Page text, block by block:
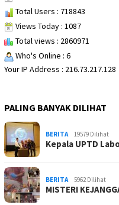
Total Users : 718843
Views Today : 1087
Total views : 2860971
Who's Online : 6
Your IP Address : 216.73.217.128
PALING BANYAK DILIHAT
BERITA 19579 Dilihat
Kepala UPTD
BERITA 5962 Dilihat
MISTERI